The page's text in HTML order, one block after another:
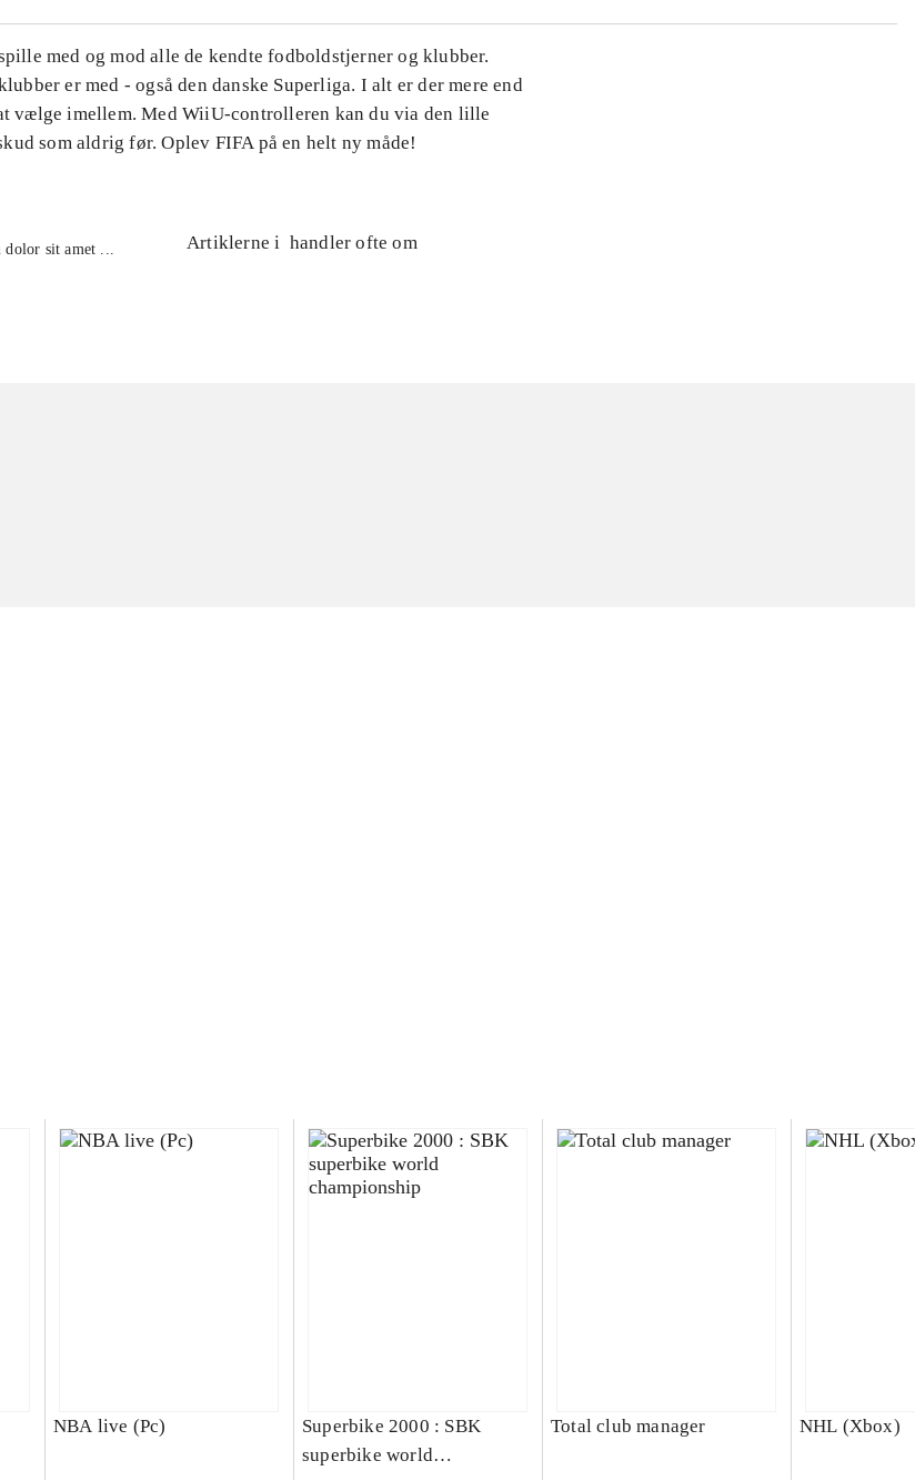
med og mod alle de kendte fodboldstjerner og klubber.
er med - også den danske Superliga. I alt er der mere end
vælge imellem. Med WiiU-controlleren kan du via den lille
som aldrig før. Oplev FIFA på en helt ny måde!
dolor sit amet ...
Artiklerne i handler ofte om
NBA live (Pc)
Superbike 2000 : SBK
superbike world
Total club manager NHL (Xbox)